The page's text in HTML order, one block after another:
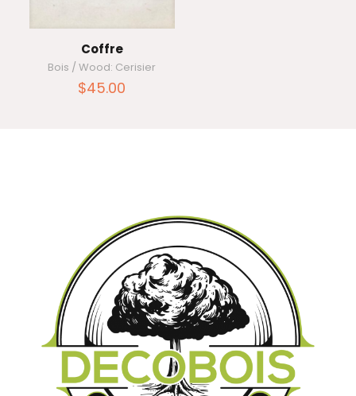
Coffre
Bois / Wood: Cerisier
$45.00